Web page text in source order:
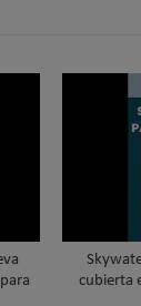
cubierta